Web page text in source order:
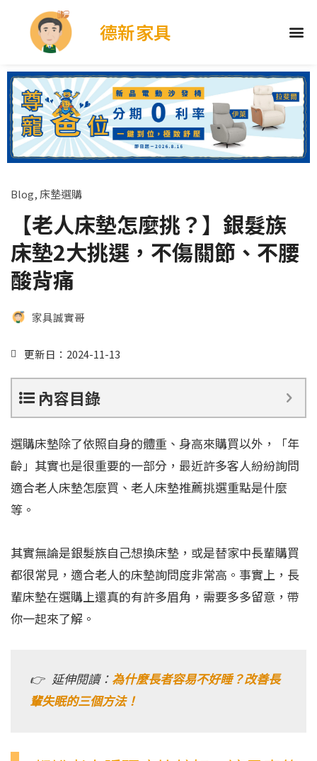
德新家具
Blog, 床墊選購
【老人床墊怎麼挑？】銀髮族
床墊2大挑選，不傷關節、不腰
酸背痛
家具誠實哥
更新日：2024-11-13
內容目錄
選購床墊除了依照自身的體重、身高來購買以外，「年
齡」其實也是很重要的一部分，最近許多客人紛紛詢問
適合老人床墊怎麼買、老人床墊推薦挑選重點是什麼
等。
其實無論是銀髮族自己想換床墊，或是替家中長輩購買
都很常見，適合老人的床墊詢問度非常高。事實上，長
輩床墊在選購上還真的有許多眉角，需要多多留意，帶
你一起來了解。
👉 延伸閱讀： 為什麼長者容易不好睡？改善長
輩失眠的三個方法！